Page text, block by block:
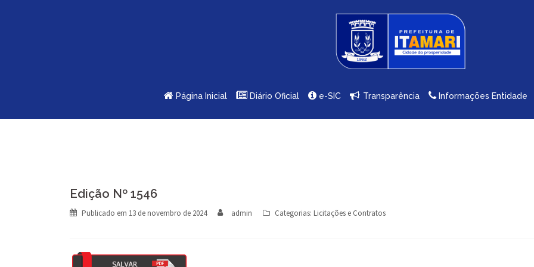
Página Inicial Diário Oficial e-SIC Transparência Informações Entidade
Edição Nº 1546
Publicado em 13 de novembro de 2024 admin Categorias: Licitações e Contratos